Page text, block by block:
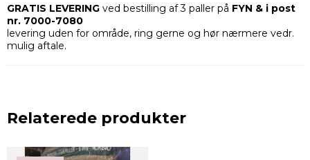
GRATIS LEVERING ved bestilling af 3 paller på FYN & i post
nr. 7000-7080
levering uden for område, ring gerne og hør nærmere vedr.
mulig aftale.
Relaterede produkter